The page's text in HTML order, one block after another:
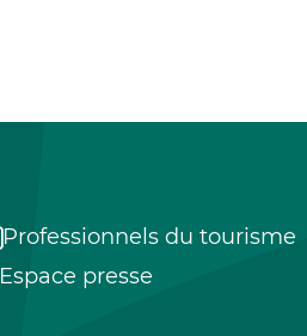
Professionnels du tourisme
Espace presse